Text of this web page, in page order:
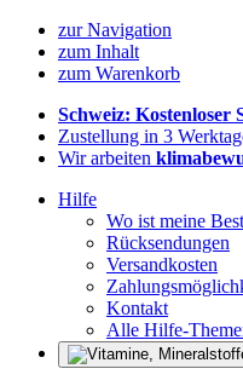
zur Navigation
zum Inhalt
zum Warenkorb
Schweiz: Kostenloser
Zustellung in 3
Wir arbeiten
Hilfe
Wo ist meine
Rücksendungen
Versandkosten
Kontakt
Alle Hilfe-